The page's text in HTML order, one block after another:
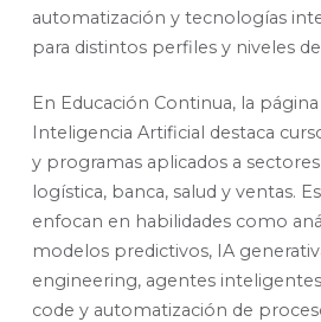
automatización y tecnologías
para distintos perfiles y niveles
En Educación Continua, la
Inteligencia Artificial destaca
y programas aplicados a
logística, banca, salud y ventas.
enfocan en habilidades como
modelos predictivos, IA
engineering, agentes
code y automatización de